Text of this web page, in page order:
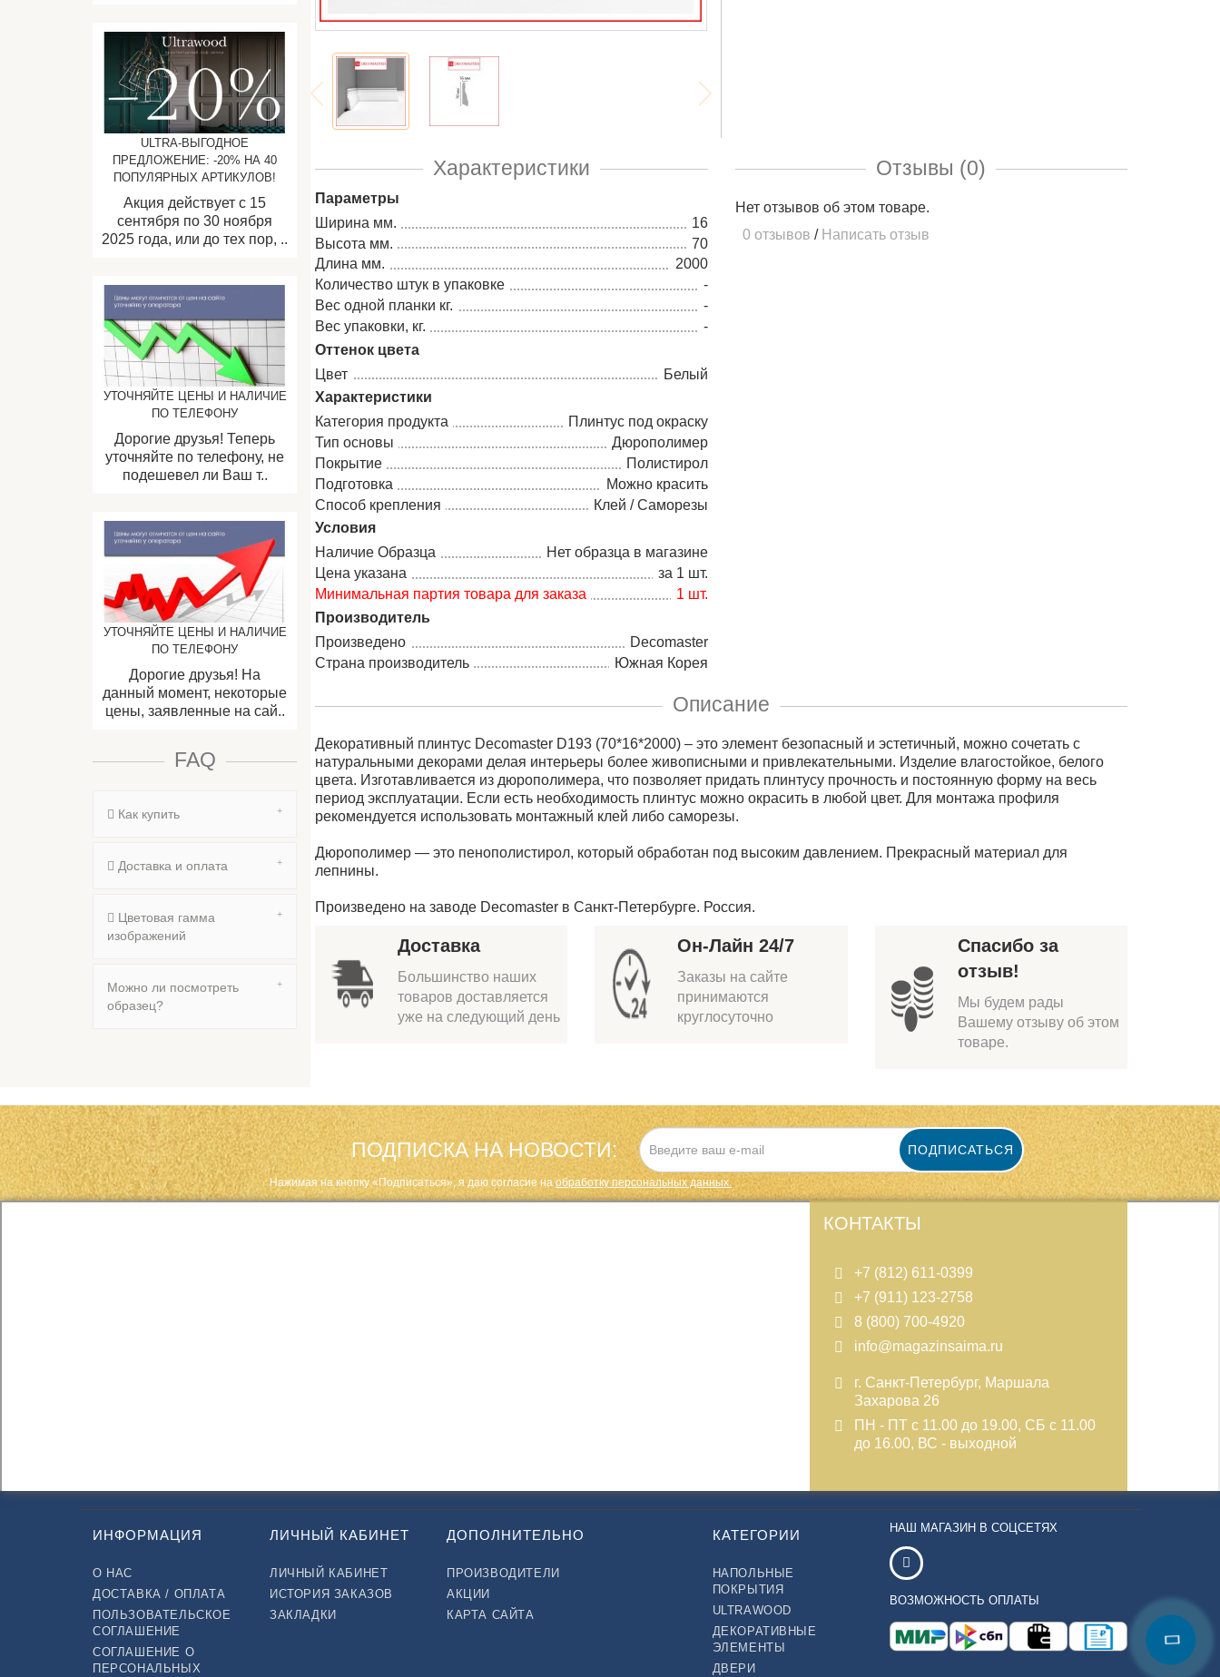
ULTRA-ВЫГОДНОЕ
ПРЕДЛОЖЕНИЕ: -20% НА 40
ПОПУЛЯРНЫХ АРТИКУЛОВ!
Акция действует с 15
сентября по 30 ноября
2025 года, или до тех пор, ..
УТОЧНЯЙТЕ ЦЕНЫ И НАЛИЧИЕ
ПО ТЕЛЕФОНУ
Дорогие друзья! Теперь
уточняйте по телефону, не
подешевел ли Ваш т..
УТОЧНЯЙТЕ ЦЕНЫ И НАЛИЧИЕ
ПО ТЕЛЕФОНУ
Дорогие друзья! На
данный момент, некоторые
цены, заявленные на сай..
FAQ
Как купить
Доставка и оплата
Цветовая гамма
изображений
Можно ли посмотреть
образец?
Характеристики
Параметры
Ширина мм.
16
Высота мм.
70
Длина мм.
2000
Количество штук в упаковке
-
Вес одной планки кг.
-
Вес упаковки, кг.
-
Оттенок цвета
Цвет
Белый
Характеристики
Категория продукта
Плинтус под окраску
Тип основы
Дюрополимер
Покрытие
Полистирол
Подготовка
Можно красить
Способ крепления
Клей / Саморезы
Условия
Наличие Образца
Нет образца в магазине
Цена указана
за 1 шт.
Минимальная партия товара для заказа
1 шт.
Производитель
Произведено
Decomaster
Страна производитель
Южная Корея
Отзывы (0)
Нет отзывов об этом товаре.
0 отзывов / Написать отзыв
Описание
Декоративный плинтус Decomaster D193 (70*16*2000) – это элемент безопасный и эстетичный, можно сочетать с
натуральными декорами делая интерьеры более живописными и привлекательными. Изделие влагостойкое, белого
цвета. Изготавливается из дюрополимера, что позволяет придать плинтусу прочность и постоянную форму на весь
период эксплуатации. Если есть необходимость плинтус можно окрасить в любой цвет. Для монтажа профиля
рекомендуется использовать монтажный клей либо саморезы.
Дюрополимер — это пенополистирол, который обработан под высоким давлением. Прекрасный материал для
лепнины.
Произведено на заводе Decomaster в Санкт-Петербурге. Россия.
Доставка
Большинство наших
товаров доставляется
уже на следующий день
Он-Лайн 24/7
Заказы на сайте
принимаются
круглосуточно
Спасибо за
отзыв!
Мы будем рады
Вашему отзыву об этом
товаре.
ПОДПИСКА НА НОВОСТИ: ПОДПИСАТЬСЯ
Нажимая на кнопку «Подписаться», я даю cогласие наобработку персональных данных.
КОНТАКТЫ
+7 (812) 611-0399
+7 (911) 123-2758
8 (800) 700-4920
info@magazinsaima.ru
г. Санкт-Петербург, Маршала
Захарова 26
ПН - ПТ с 11.00 до 19.00, СБ с 11.00
до 16.00, ВС - выходной
ИНФОРМАЦИЯ
О НАС
ДОСТАВКА / ОПЛАТА
ПОЛЬЗОВАТЕЛЬСКОЕ
СОГЛАШЕНИЕ
СОГЛАШЕНИЕ О
ПЕРСОНАЛЬНЫХ
ЛИЧНЫЙ КАБИНЕТ
ЛИЧНЫЙ КАБИНЕТ
ИСТОРИЯ ЗАКАЗОВ
ЗАКЛАДКИ
ДОПОЛНИТЕЛЬНО
ПРОИЗВОДИТЕЛИ
АКЦИИ
КАРТА САЙТА
КАТЕГОРИИ
НАПОЛЬНЫЕ
ПОКРЫТИЯ
ULTRAWOOD
ДЕКОРАТИВНЫЕ
ЭЛЕМЕНТЫ
ДВЕРИ
НАШ МАГАЗИН В СОЦСЕТЯХ
ВОЗМОЖНОСТЬ ОПЛАТЫ